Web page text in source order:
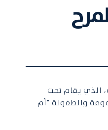
الذي يقام تحت
والطفولة "أم